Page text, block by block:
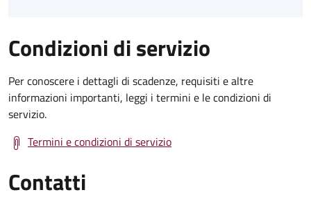
Condizioni di servizio
Per conoscere i dettagli di scadenze, requisiti e altre
informazioni importanti, leggi i termini e le condizioni di
servizio.
Termini e condizioni di servizio
Contatti